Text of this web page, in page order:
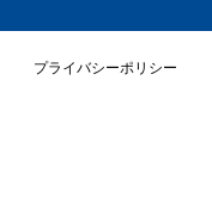
プライバシーポリシー